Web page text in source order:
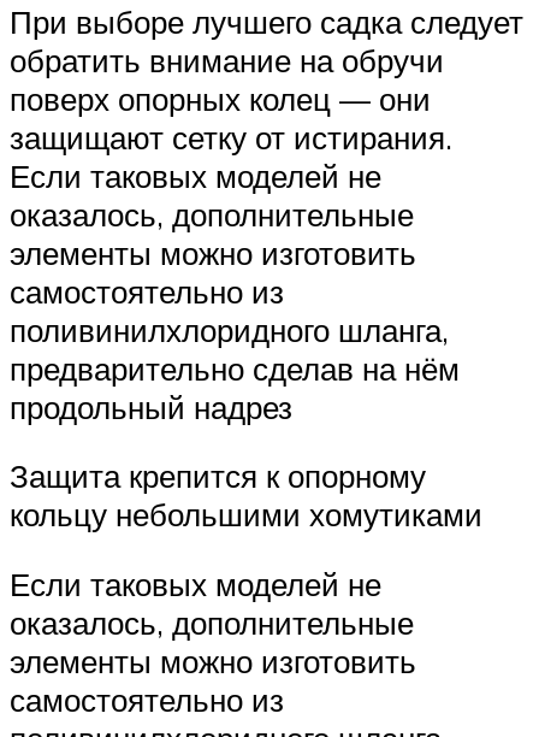
При выборе лучшего садка следует
обратить внимание на обручи
поверх опорных колец — они
защищают сетку от истирания.
Если таковых моделей не
оказалось, дополнительные
элементы можно изготовить
самостоятельно из
поливинилхлоридного шланга,
предварительно сделав на нём
продольный надрез
Защита крепится к опорному
кольцу небольшими хомутиками
Если таковых моделей не
оказалось, дополнительные
элементы можно изготовить
самостоятельно из